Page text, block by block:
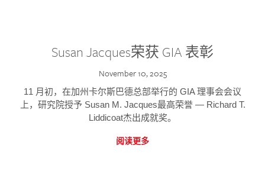
Susan Jacques荣获 GIA 表彰
November 10, 2025
11 月初，在加州卡尔斯巴德总部举行的 GIA 理事会会议
上，研究院授予 Susan M. Jacques最高荣誉 — Richard T.
Liddicoat杰出成就奖。
阅读更多